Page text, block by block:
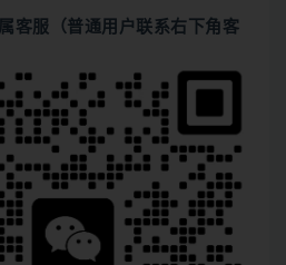
客服（普通用户联系右下角客